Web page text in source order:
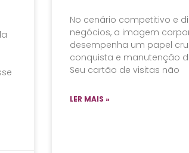
No cenário competitivo e
negócios, a imagem
desempenha um papel
conquista e manutenção
Seu cartão de visitas não
LER MAIS »